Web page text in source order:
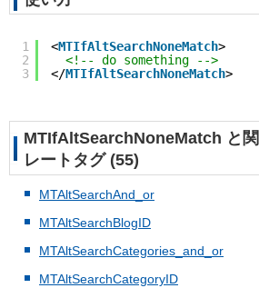
1
2
3
<MTIfAltSearchNoneMatch>
<!-- do something -->
</MTIfAltSearchNoneMatch>
MTIfAltSearchNoneMatch と
レートタグ (55)
MTAltSearchAnd_or
MTAltSearchBlogID
MTAltSearchCategories_and_or
MTAltSearchCategoryID